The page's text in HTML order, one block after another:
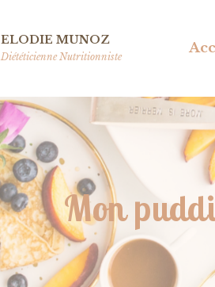
ELODIE MUNOZ
Diététicienne Nutritionniste
Mon